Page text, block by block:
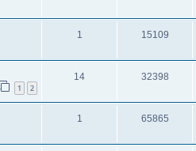
1 15109
1 2
14 32398
1 65865